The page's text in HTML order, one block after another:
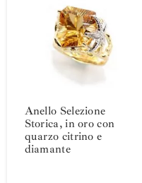
Anello Selezione
Storica, in oro con
quarzo citrino e
diamante